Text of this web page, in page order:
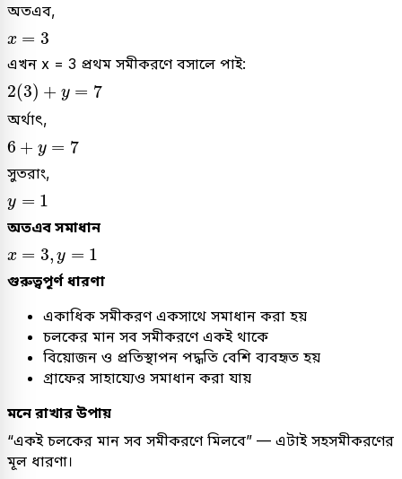
অতএব,
x = 3
x=3
এখন x = 3 প্রথম সমীকরণে বসালে পাই:
2(3) + y = 7
2(3) + y=
অর্থাৎ,
6 + y = 7
6 + =
সুতরাং,
y = 1
y =1
অতএব সমাধান
x = 3, y = 1
x=3 ,y =
গুরুত্বপূর্ণ ধারণা
একাধিক সমীকরণ একসাথে সমাধান করা হয়
চলকের মান সব সমীকরণে একই থাকে
বিয়োজন ও প্রতিস্থাপন পদ্ধতি বেশি ব্যবহৃত হয়
গ্রাফের সাহায্যেও সমাধান করা যায়
মনে রাখার উপায়
“একই চলকের মান সব সমীকরণে মিলবে” — এটাই সহসমীকরণের
মূল ধারণা।